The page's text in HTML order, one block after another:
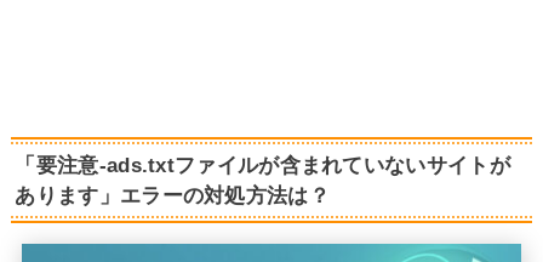
「要注意-ads.txtファイルが含まれていないサイトが
あります」エラーの対処方法は？